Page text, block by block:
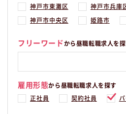
神戸市東灘区 神戸市兵庫
神戸市中央区 姫路市
フリーワードから昼職転職求人を
雇用形態から昼職転職求人を探す
正社員 契約社員